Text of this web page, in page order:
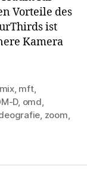
Vorteile des
ist
Kamera
, mft,
D, omd,
, zoom,